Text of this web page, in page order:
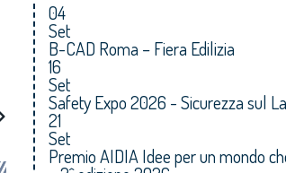
04
Set
B-CAD Roma – Fiera Edilizia
16
Set
Safety Expo 2026 - Sicurezza sul
21
Set
Premio AIDIA Idee per un mondo